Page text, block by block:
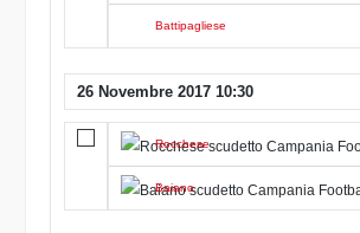
Battipagliese
26 Novembre 2017 10:30
Rocchese
Baiano